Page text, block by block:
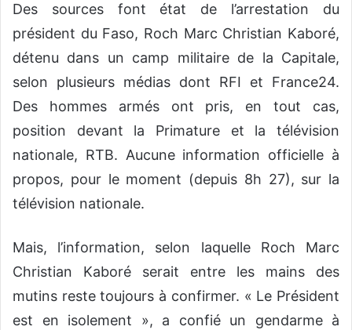
Des sources font état de l’arrestation du
président du Faso, Roch Marc Christian Kaboré,
détenu dans un camp militaire de la Capitale,
selon plusieurs médias dont RFI et France24.
Des hommes armés ont pris, en tout cas,
position devant la Primature et la télévision
nationale, RTB. Aucune information officielle à
propos, pour le moment (depuis 8h 27), sur la
télévision nationale.
Mais, l’information, selon laquelle Roch Marc
Christian Kaboré serait entre les mains des
mutins reste toujours à confirmer. « Le Président
est en isolement », a confié un gendarme à